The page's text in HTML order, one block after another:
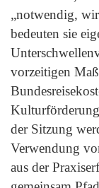
„notwendig,
bedeuten sie
vorzeitigen
der Sitzung
Verwendung
aus der